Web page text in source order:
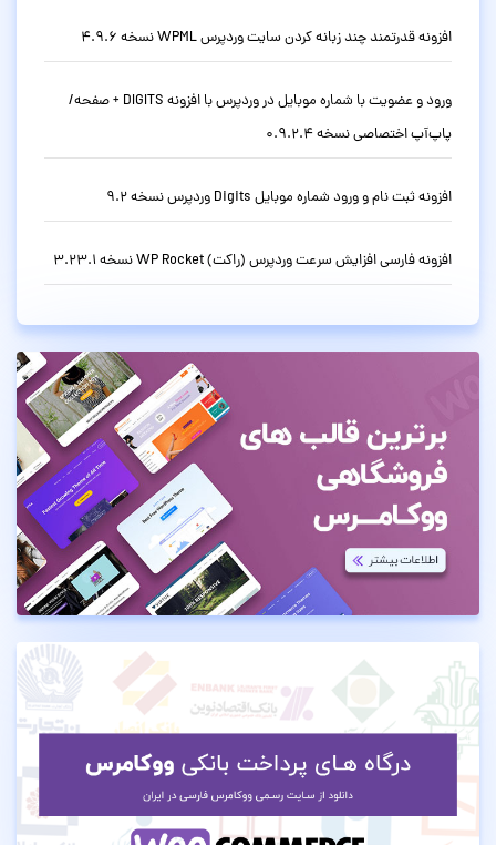
افزونه قدرتمند چند زبانه کردن سایت وردپرس WPML نسخه 4.9.6
ورود و عضویت با شماره موبایل در وردپرس با افزونه DIGITS + صفحه/
پاپ‌آپ اختصاصی نسخه 0.9.2.4
افزونه ثبت نام و ورود شماره موبایل Digits وردپرس نسخه 9.2
افزونه فارسی افزایش سرعت وردپرس (راکت) WP Rocket نسخه 3.23.1